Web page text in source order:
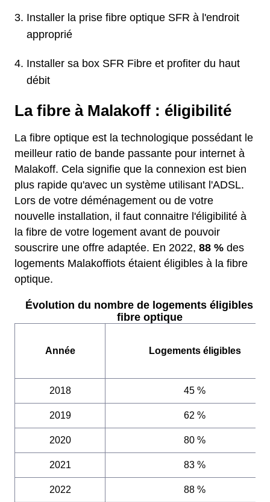
Installer la prise fibre optique SFR à l'endroit
approprié
Installer sa box SFR Fibre et profiter du haut
débit
La fibre à Malakoff : éligibilité
La fibre optique est la technologique possédant le
meilleur ratio de bande passante pour internet à
Malakoff. Cela signifie que la connexion est bien
plus rapide qu'avec un système utilisant l'ADSL.
Lors de votre déménagement ou de votre
nouvelle installation, il faut connaitre l'éligibilité à
la fibre de votre logement avant de pouvoir
souscrire une offre adaptée. En 2022, 88 % des
logements Malakoffiots étaient éligibles à la fibre
optique.
Évolution du nombre de logements éligibles à
fibre optique
Année Logements éligibles
2018 45 %
2019 62 %
2020 80 %
2021 83 %
2022 88 %